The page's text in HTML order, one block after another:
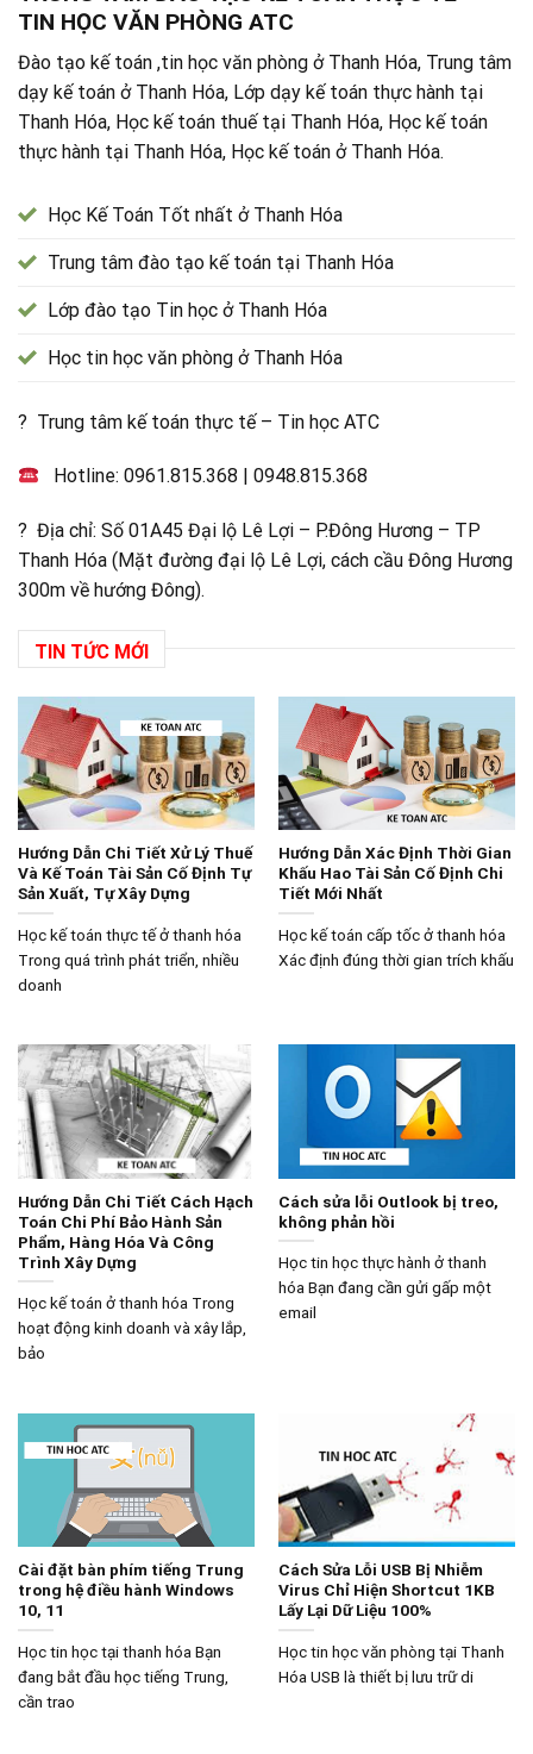
TIN HỌC VĂN PHÒNG ATC
Đào tạo kế toán ,tin học văn phòng ở Thanh Hóa, Trung tâm
dạy kế toán ở Thanh Hóa, Lớp dạy kế toán thực hành tại
Thanh Hóa, Học kế toán thuế tại Thanh Hóa, Học kế toán
thực hành tại Thanh Hóa, Học kế toán ở Thanh Hóa.
Học Kế Toán Tốt nhất ở Thanh Hóa
Trung tâm đào tạo kế toán tại Thanh Hóa
Lớp đào tạo Tin học ở Thanh Hóa
Học tin học văn phòng ở Thanh Hóa
? Trung tâm kế toán thực tế – Tin học ATC
Hotline:0961.815.368 |0948.815.368
? Địa chỉ: Số 01A45 Đại lộ Lê Lợi – P.Đông Hương – TP
Thanh Hóa (Mặt đường đại lộ Lê Lợi, cách cầu Đông Hương
300m về hướng Đông).
TIN TỨC MỚI
Hướng Dẫn Chi Tiết Xử Lý Thuế
Và Kế Toán Tài Sản Cố Định Tự
Sản Xuất, Tự Xây Dựng
Học kế toán thực tế ở thanh hóa
Trong quá trình phát triển, nhiều
doanh
Hướng Dẫn Xác Định Thời Gian
Khấu Hao Tài Sản Cố Định Chi
Tiết Mới Nhất
Học kế toán cấp tốc ở thanh hóa
Xác định đúng thời gian trích khấu
Hướng Dẫn Chi Tiết Cách Hạch
Toán Chi Phí Bảo Hành Sản
Phẩm, Hàng Hóa Và Công
Trình Xây Dựng
Học kế toán ở thanh hóa Trong
hoạt động kinh doanh và xây lắp,
bảo
Cách sửa lỗi Outlook bị treo,
không phản hồi
Học tin học thực hành ở thanh
hóa Bạn đang cần gửi gấp một
email
Cài đặt bàn phím tiếng Trung
trong hệ điều hành Windows
10, 11
Học tin học tại thanh hóa Bạn
đang bắt đầu học tiếng Trung,
cần trao
Cách Sửa Lỗi USB Bị Nhiễm
Virus Chỉ Hiện Shortcut 1KB
Lấy Lại Dữ Liệu 100%
Học tin học văn phòng tại Thanh
Hóa USB là thiết bị lưu trữ di